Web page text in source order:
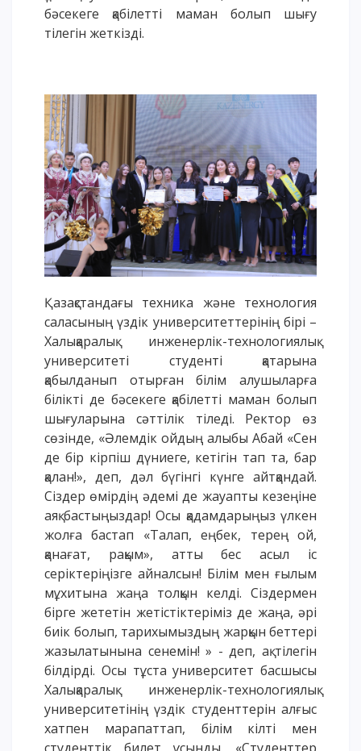
бәсекеге қабілетті маман болып шығу
тілегін жеткізді.
Қазақстандағы техника және технология
саласының үздік университеттерінің бірі –
Халықаралық инженерлік-технологиялық
университеті студенті қатарына
қабылданып отырған білім алушыларға
білікті де бәсекеге қабілетті маман болып
шығуларына сәттілік тіледі. Ректор өз
сөзінде, «Әлемдік ойдың алыбы Абай «Сен
де бір кірпіш дүниеге, кетігін тап та, бар
қалан!», деп, дәл бүгінгі күнге айтқандай.
Сіздер өмірдің әдемі де жауапты кезеңіне
аяқ бастыңыздар! Осы қадамдарыңыз үлкен
жолға бастап «Талап, еңбек, терең ой,
қанағат, рақым», атты бес асыл іс
серіктеріңізге айналсын! Білім мен ғылым
мұхитына жаңа толқын келді. Сіздермен
бірге жететін жетістіктеріміз де жаңа, әрі
биік болып, тарихымыздың жарқын беттері
жазылатынына сенемін! » - деп, ақ тілегін
білдірді. Осы тұста университет басшысы
Халықаралық инженерлік-технологиялық
университетінің үздік студенттерін алғыс
хатпен марапаттап, білім кілті мен